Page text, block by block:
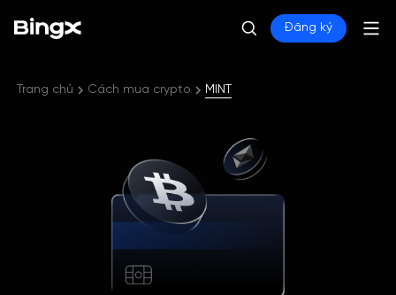
Đăng ký
Trang chủ Cách mua crypto MINT